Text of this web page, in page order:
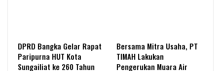
DPRD Bangka Gelar Rapat
Paripurna HUT Kota
Sungailiat ke 260 Tahun
Bersama Mitra Usaha, PT
TIMAH Lakukan
Pengerukan Muara Air